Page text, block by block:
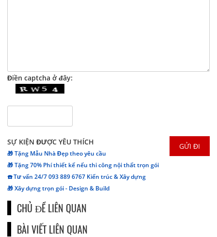
Điền captcha ở đây:
SỰ KIỆN ĐƯỢC YÊU THÍCH
🎁 Tặng Mẫu Nhà Đẹp theo yêu cầu
🎁 Tặng 70% Phí thiết kế nếu thi công nội thất trọn gói
☎️ Tư vấn 24/7 093 889 6767 Kiến trúc & Xây dựng
🎁 Xây dựng trọn gói - Design & Build
CHỦ ĐỀ LIÊN QUAN
BÀI VIẾT LIÊN QUAN